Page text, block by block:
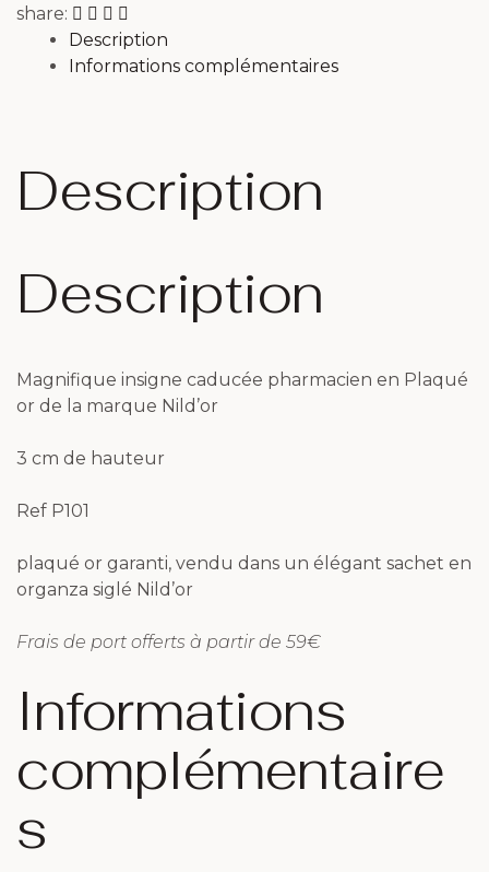
share:
Description
Informations complémentaires
Description
Description
Magnifique insigne caducée pharmacien en Plaqué
or de la marque Nild’or
3 cm de hauteur
Ref P101
plaqué or garanti, vendu dans un élégant sachet en
organza siglé Nild’or
Frais de port offerts à partir de 59€
Informations
complémentaire
s